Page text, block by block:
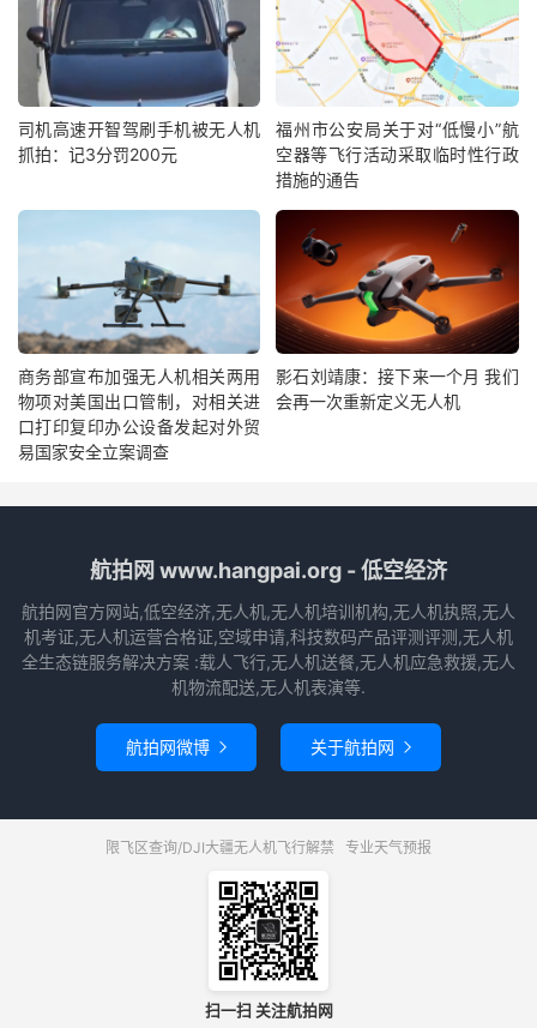
司机高速开智驾刷手机被无人机
抓拍：记3分罚200元
福州市公安局关于对“低慢小”航
空器等飞行活动采取临时性行政
措施的通告
商务部宣布加强无人机相关两用
物项对美国出口管制，对相关进
口打印复印办公设备发起对外贸
易国家安全立案调查
影石刘靖康：接下来一个月 我们
会再一次重新定义无人机
航拍网 www.hangpai.org - 低空经济
航拍网官方网站,低空经济,无人机,无人机培训机构,无人机执照,无人
机考证,无人机运营合格证,空域申请,科技数码产品评测评测,无人机
全生态链服务解决方案 :载人飞行,无人机送餐,无人机应急救援,无人
机物流配送,无人机表演等.
航拍网微博  关于航拍网 
限飞区查询/DJI大疆无人机飞行解禁 专业天气预报
扫一扫 关注航拍网